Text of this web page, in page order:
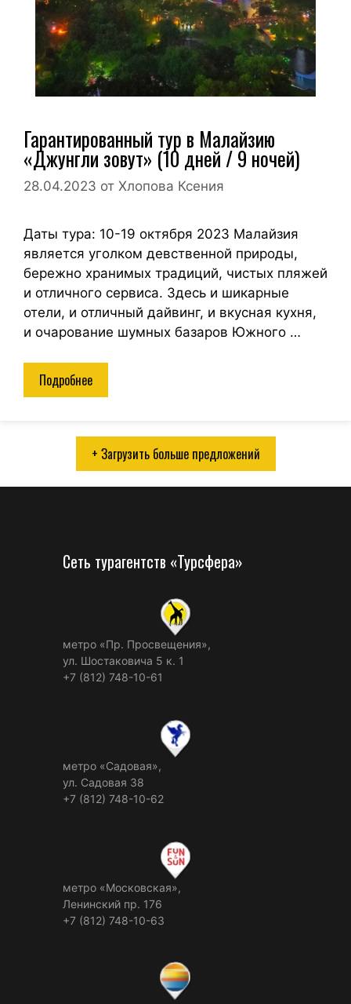
Гарантированный тур в Малайзию
«Джунгли зовут» (10 дней / 9 ночей)
28.04.2023 от Хлопова Ксения
Даты тура: 10-19 октября 2023 Малайзия
является уголком девственной природы,
бережно хранимых традиций, чистых пляжей
и отличного сервиса. Здесь и шикарные
отели, и отличный дайвинг, и вкусная кухня,
и очарование шумных базаров Южного …
Подробнее
+ Загрузить больше предложений
Сеть турагентств «Турсфера»
метро «Пр. Просвещения»,
ул. Шостаковича 5 к. 1
+7 (812) 748-10-61
метро «Садовая»,
ул. Садовая 38
+7 (812) 748-10-62
метро «Московская»,
Ленинский пр. 176
+7 (812) 748-10-63